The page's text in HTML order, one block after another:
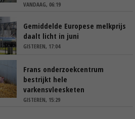
VANDAAG, 06:19
Gemiddelde Europese melkprijs
daalt licht in juni
GISTEREN, 17:04
Frans onderzoekcentrum
bestrijkt hele
varkensvleesketen
GISTEREN, 15:29